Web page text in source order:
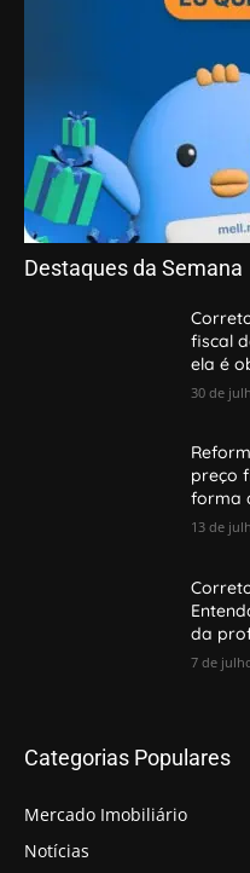
Destaques da Semana
fiscal
ela é
30 de
preço
forma
13 de
da
7 de
Categorias Populares
Mercado Imobiliário
Notícias